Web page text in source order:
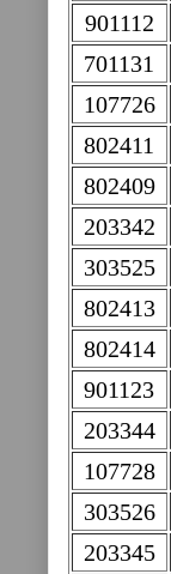
901112
701131
107726
802411
802409
203342
303525
802413
802414
901123
203344
107728
303526
203345